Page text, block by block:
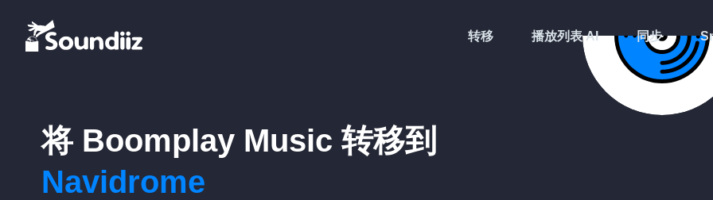
转移 播放列表 AI 同步
将 Boomplay Music 转移到
Navidrome